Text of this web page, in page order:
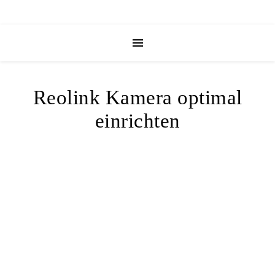
Reolink Kamera optimal
einrichten